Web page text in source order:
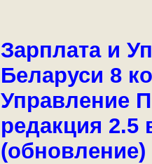
Зарплата и
Беларуси 8
Управление
редакция 2.5
(обновление)